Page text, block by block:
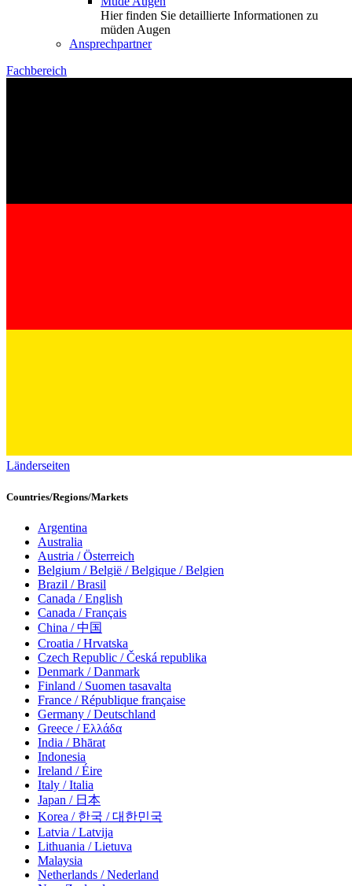
Hier finden Sie detaillierte Informationen zu
müden Augen
Ansprechpartner
Fachbereich
Länderseiten
Countries/Regions/Markets
Argentina
Australia
Austria / Österreich
Belgium / België / Belgique / Belgien
Brazil / Brasil
Canada / English
Canada / Français
China / 中国
Croatia / Hrvatska
Czech Republic / Česká republika
Denmark / Danmark
Finland / Suomen tasavalta
France / République française
Germany / Deutschland
Greece / Ελλάδα
India / Bhārat
Indonesia
Ireland / Éire
Italy / Italia
Japan / 日本
Korea / 한국 / 대한민국
Latvia / Latvija
Lithuania / Lietuva
Malaysia
Netherlands / Nederland